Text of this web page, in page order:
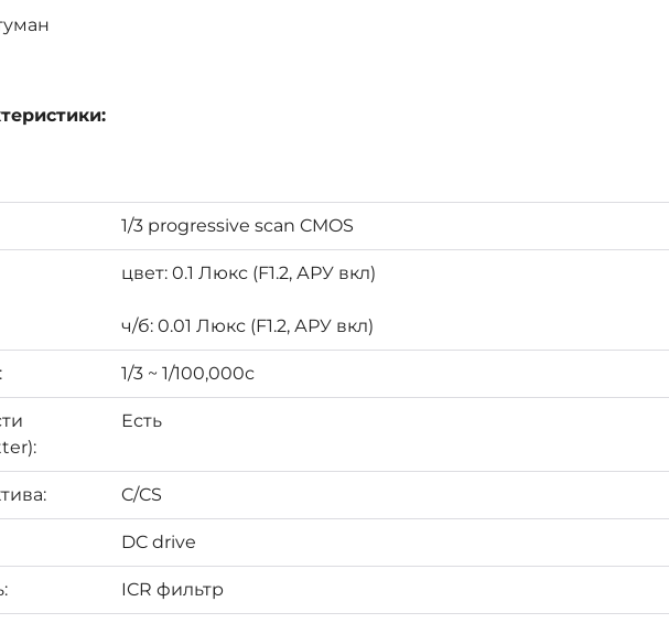
1/3 progressive scan CMOS
цвет: 0.1 Люкс (F1.2, АРУ вкл)
ч/б: 0.01 Люкс (F1.2, АРУ вкл)
1/3 ~ 1/100,000с
Есть
C/CS
DC drive
ICR фильтр